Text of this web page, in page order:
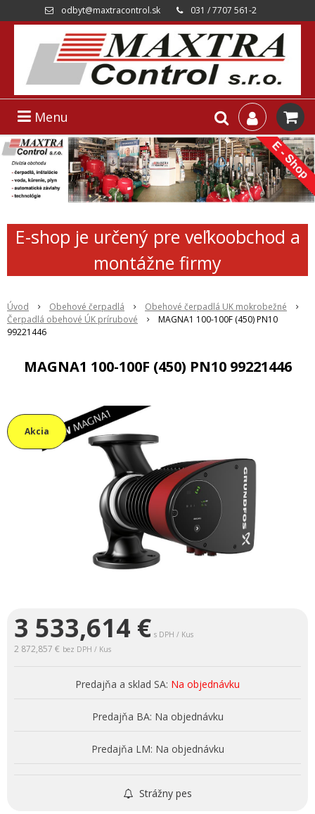
odbyt@maxtracontrol.sk 031 / 7707 561-2
Menu
E-shop je určený pre veľkoobchod a
montážne firmy
Úvod Obehové čerpadlá
Obehové čerpadlá UK mokrobežné
Čerpadlá obehové ÚK prírubové
MAGNA1 100-100F (450) PN10
99221446
MAGNA1 100-100F (450) PN10 99221446
Akcia
3 533,614 € s DPH / Kus
2 872,857 € bez DPH / Kus
Predajňa a sklad SA: Na objednávku
Predajňa BA: Na objednávku
Predajňa LM: Na objednávku
Strážny pes